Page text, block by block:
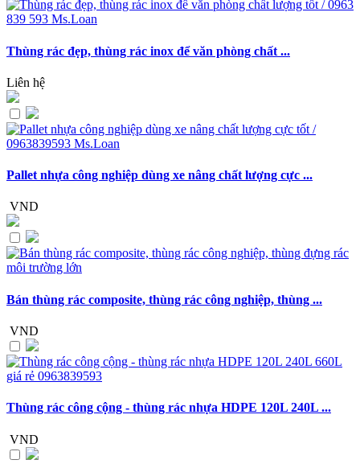
Thùng rác đẹp, thùng rác inox để văn phòng chất ...
Liên hệ
Pallet nhựa công nghiệp dùng xe nâng chất lượng cực ...
VND
Bán thùng rác composite, thùng rác công nghiệp, thùng ...
VND
Thùng rác công cộng - thùng rác nhựa HDPE 120L 240L ...
VND